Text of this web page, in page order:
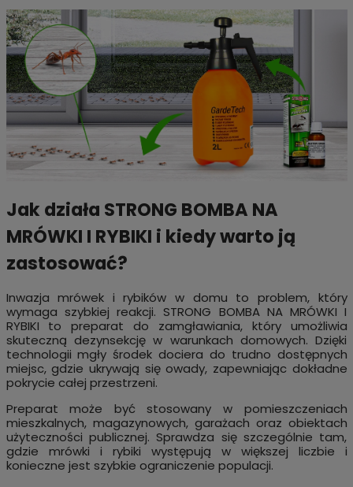
Jak działa STRONG BOMBA NA
MRÓWKI I RYBIKI i kiedy warto ją
zastosować?
Inwazja mrówek i rybików w domu to problem, który
wymaga szybkiej reakcji. STRONG BOMBA NA MRÓWKI I
RYBIKI to preparat do zamgławiania, który umożliwia
skuteczną dezynsekcję w warunkach domowych. Dzięki
technologii mgły środek dociera do trudno dostępnych
miejsc, gdzie ukrywają się owady, zapewniając dokładne
pokrycie całej przestrzeni.
Preparat może być stosowany w pomieszczeniach
mieszkalnych, magazynowych, garażach oraz obiektach
użyteczności publicznej. Sprawdza się szczególnie tam,
gdzie mrówki i rybiki występują w większej liczbie i
konieczne jest szybkie ograniczenie populacji.